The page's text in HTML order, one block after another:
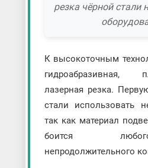
резка чёрной стали
К высокоточным
гидроабразивная,
лазерная резка.
стали использовать
так как материал
боится
непродолжительного